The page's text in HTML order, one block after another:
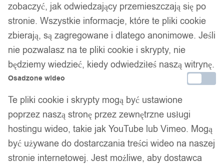
zobaczyć, jak odwiedzający przemieszczają się po
stronie. Wszystkie informacje, które te pliki cookie
zbierają, są zagregowane i dlatego anonimowe. Jeśli
nie pozwalasz na te pliki cookie i skrypty, nie
będziemy wiedzieć, kiedy odwiedziłeś naszą witrynę.
Osadzone wideo
Te pliki cookie i skrypty mogą być ustawione
poprzez naszą stronę przez zewnętrzne usługi
hostingu wideo, takie jak YouTube lub Vimeo. Mogą
być używane do dostarczania treści wideo na naszej
stronie internetowej. Jest możliwe, aby dostawca